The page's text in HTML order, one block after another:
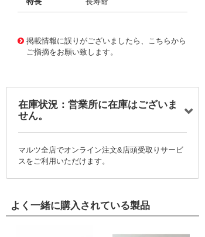
掲載情報に誤りがございましたら、こちらから
ご指摘をお願い致します。
在庫状況：営業所に在庫はございま
せん。
マルツ全店でオンライン注文&店頭受取りサービ
スをご利用いただけます。
よく一緒に購入されている製品